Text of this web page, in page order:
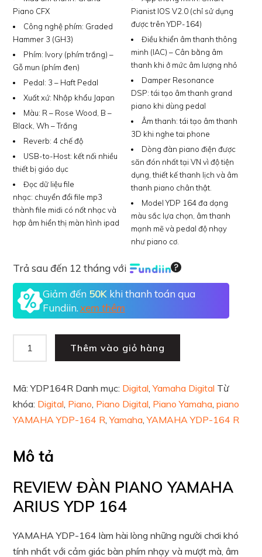
Piano CFX
Công nghệ phím: Graded
Hammer 3 (GH3)
Phím: Ivory (phím trắng) –
Gỗ mun (phím đen)
Pedal: 3 – Haft Pedal
Xuất xứ: Nhập khẩu Japan
Màu: R – Rose Wood, B –
Black, Wh – Trắng
Reverb: 4 chế độ
USB-to-Host: kết nối nhiều
thiết bị giáo dục
Đọc dữ liệu file
nhạc: chuyển đổi file mp3
thành file midi có nốt nhạc và
hợp âm hiển thị màn hình ipad
Pianist IOS V2.0 (chỉ sử dụng
được trên YDP-164)
Điều khiển âm thanh thông
minh (IAC) – Cân bằng âm
thanh khi ở mức âm lượng nhỏ
Damper Resonance
DSP:tái tạo âm thanh grand
piano khi dùng pedal
Âm thanh:tái tạo âm thanh
3D khi nghe tai phone
Dòng đàn piano điện được
săn đón nhất tại VN vì độ tiện
dụng, thiết kế thanh lịch và âm
thanh piano chân thật.
Model YDP 164 đa dạng
màu sắc lựa chọn, âm thanh
mạnh mẽ và pedal độ nhạy
như piano cơ.
Trả sau đến 12 tháng với
Giảm đến 50K khi thanh toán qua
Fundiin. xem thêm
Thêm vào giỏ hàng
Mã:YDP164R Danh mục: Digital,Yamaha Digital Từ
khóa: Digital, Piano, Piano Digital, Piano Yamaha,piano
YAMAHA YDP-164 R,Yamaha,YAMAHA YDP-164 R
Mô tả
REVIEW ĐÀN PIANO YAMAHA
ARIUS YDP 164
YAMAHA YDP-164 làm hài lòng những người chơi khó
tính nhất với cảm giác bàn phím nhạy và mượt mà, âm